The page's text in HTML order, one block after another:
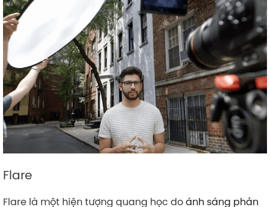
Flare
Flare là một hiện tượng quang học doánh sáng phản